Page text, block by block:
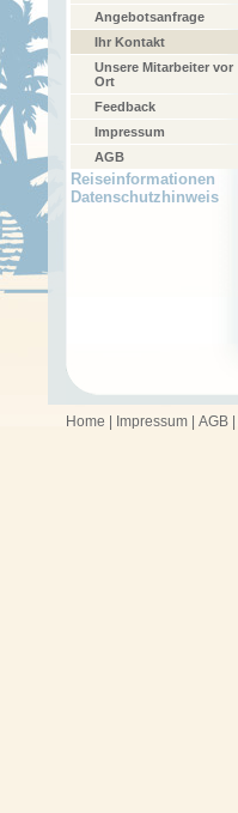
Angebotsanfrage
Ihr Kontakt
Unsere Mitarbeiter vor
Ort
Feedback
Impressum
AGB
Reiseinformationen
Datenschutzhinweis
Home Impressum AGB